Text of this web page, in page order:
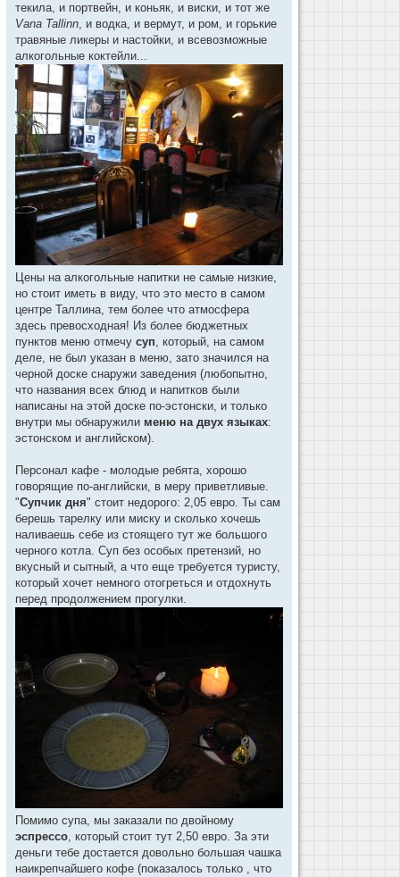
текила, и портвейн, и коньяк, и виски, и тот же
Vana Tallinn, и водка, и вермут, и ром, и горькие
травяные ликеры и настойки, и всевозможные
алкогольные коктейли...
Цены на алкогольные напитки не самые низкие,
но стоит иметь в виду, что это место в самом
центре Таллина, тем более что атмосфера
здесь превосходная! Из более бюджетных
пунктов меню отмечу суп, который, на самом
деле, не был указан в меню, зато значился на
черной доске снаружи заведения (любопытно,
что названия всех блюд и напитков были
написаны на этой доске по-эстонски, и только
внутри мы обнаружили меню на двух языках:
эстонском и английском).
Персонал кафе - молодые ребята, хорошо
говорящие по-английски, в меру приветливые.
"Супчик дня" стоит недорого: 2,05 евро. Ты сам
берешь тарелку или миску и сколько хочешь
наливаешь себе из стоящего тут же большого
черного котла. Суп без особых претензий, но
вкусный и сытный, а что еще требуется туристу,
который хочет немного отогреться и отдохнуть
перед продолжением прогулки.
Помимо супа, мы заказали по двойному
эспрессо, который стоит тут 2,50 евро. За эти
деньги тебе достается довольно большая чашка
наикрепчайшего кофе (показалось только , что